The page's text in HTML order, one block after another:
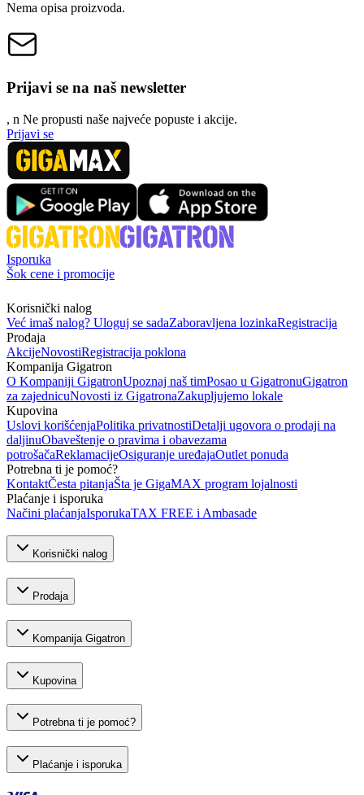
Nema opisa proizvoda.
Prijavi se na naš newsletter
, n Ne propusti naše najveće popuste i akcije.
Prijavi se
Isporuka
Šok cene i promocije
Korisnički nalog
Već imaš nalog? Uloguj se sadaZaboravljena lozinkaRegistracija
Prodaja
AkcijeNovostiRegistracija poklona
Kompanija Gigatron
O Kompaniji GigatronUpoznaj naš timPosao u GigatronuGigatron
za zajednicuNovosti iz GigatronaZakupljujemo lokale
Kupovina
Uslovi korišćenjaPolitika privatnostiDetalji ugovora o prodaji na
daljinuObaveštenje o pravima i obavezama
potrošačaReklamacijeOsiguranje uređajaOutlet ponuda
Potrebna ti je pomoć?
KontaktČesta pitanjaŠta je GigaMAX program lojalnosti
Plaćanje i isporuka
Načini plaćanjaIsporukaTAX FREE i Ambasade
Korisnički nalog
Prodaja
Kompanija Gigatron
Kupovina
Potrebna ti je pomoć?
Plaćanje i isporuka